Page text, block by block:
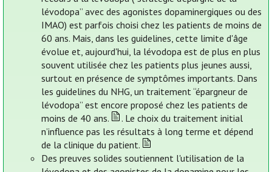
lévodopa” avec des agonistes dopaminergiques ou des
IMAO) est parfois choisi chez les patients de moins de
60 ans. Mais, dans les guidelines, cette limite d'âge
évolue et, aujourd'hui, la lévodopa est de plus en plus
souvent utilisée chez les patients plus jeunes aussi,
surtout en présence de symptômes importants. Dans
les guidelines du NHG, un traitement “épargneur de
lévodopa” est encore proposé chez les patients de
moins de 40 ans.
. Le choix du traitement initial
n’influence pas les résultats à long terme et dépend
de la clinique du patient.
Des preuves solides soutiennent l'utilisation de la